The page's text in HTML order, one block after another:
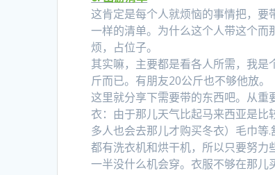
这肯定是每个人就烦恼的事情把，
一样的清单。为什么这个人带这个
烦，占位子。
其实嘛，主要都是看各人所需，我
斤而已。有朋友20公斤也不够他放。
这里就分享下需要带的东西吧。从重
衣：由于那儿天气比起马来西亚是
多人也会去那儿才购买冬衣）毛巾
都有洗衣机和烘干机，所以只要努
一半没什么机会穿。衣服不够在那儿